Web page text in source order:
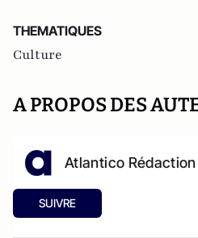
THEMATIQUES
Culture
A PROPOS DES
Atlantico Rédaction
SUIVRE